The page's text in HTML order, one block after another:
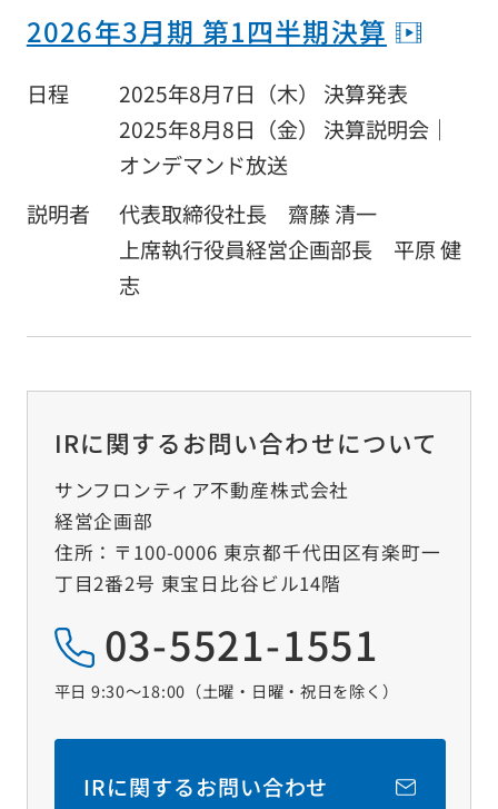
2026年3月期 第1四半期決算
日程
2025年8月7日（木） 決算発表
2025年8月8日（金） 決算説明会｜
オンデマンド放送
説明者
代表取締役社長 齋藤 清一
上席執行役員経営企画部長 平原 健
志
IRに関するお問い合わせについて
サンフロンティア不動産株式会社
経営企画部
住所：〒100-0006 東京都千代田区有楽町一
丁目2番2号 東宝日比谷ビル14階
03-5521-1551
平日 9:30～18:00（土曜‧日曜‧祝日を除く）
IRに関するお問い合わせ